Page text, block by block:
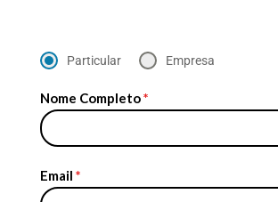
Particular Empresa
Nome Completo*
Email *